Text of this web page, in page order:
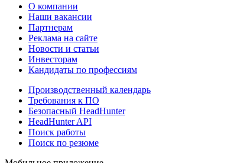
О компании
Наши вакансии
Партнерам
Реклама на сайте
Новости и статьи
Инвесторам
Кандидаты по профессиям
Производственный календарь
Требования к ПО
Безопасный HeadHunter
HeadHunter API
Поиск работы
Поиск по резюме